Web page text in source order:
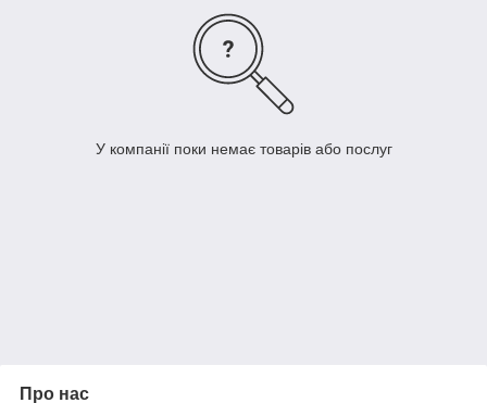
У компанії поки немає товарів або послуг
Про нас